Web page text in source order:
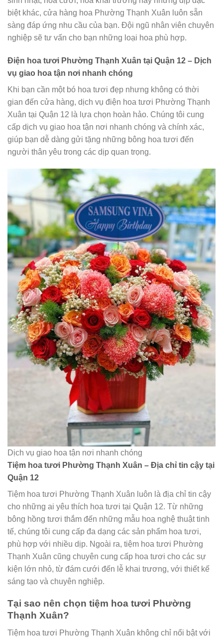
biệt khác, cửa hàng hoa Phường Thạnh Xuân luôn sẵn
sàng đáp ứng nhu cầu của bạn. Đội ngũ nhân viên chuyên
nghiệp sẽ tư vấn cho bạn những loại hoa phù hợp.
Điện hoa tươi Phường Thạnh Xuân tại Quận 12 – Dịch
vụ giao hoa tận nơi nhanh chóng
Khi bạn cần một bó hoa tươi đẹp nhưng không có thời
gian đến cửa hàng, dịch vụ điện hoa tươi Phường Thạnh
Xuân tại Quận 12 là lựa chọn hoàn hảo. Chúng tôi cung
cấp dịch vụ giao hoa tận nơi nhanh chóng và chính xác,
giúp bạn dễ dàng gửi tặng những bông hoa tươi đến
người thân yêu trong các dịp quan trọng.
Dịch vụ giao hoa tận nơi nhanh chóng
Tiệm hoa tươi Phường Thạnh Xuân – Địa chỉ tin cậy tại
Quận 12
Tiệm hoa tươi Phường Thạnh Xuân luôn là địa chỉ tin cậy
cho những ai yêu thích hoa tươi tại Quận 12. Từ những
bông hồng tươi thắm đến những mẫu hoa nghệ thuật tinh
tế, chúng tôi cung cấp đa dạng các sản phẩm hoa tươi,
phù hợp với nhiều dịp. Ngoài ra, tiệm hoa tươi Phường
Thạnh Xuân cũng chuyên cung cấp hoa tươi cho các sự
kiện lớn nhỏ, từ đám cưới đến lễ khai trương, với thiết kế
sáng tạo và chuyên nghiệp.
Tại sao nên chọn tiệm hoa tươi Phường
Thạnh Xuân?
Tiệm hoa tươi Phường Thạnh Xuân không chỉ nổi bật với